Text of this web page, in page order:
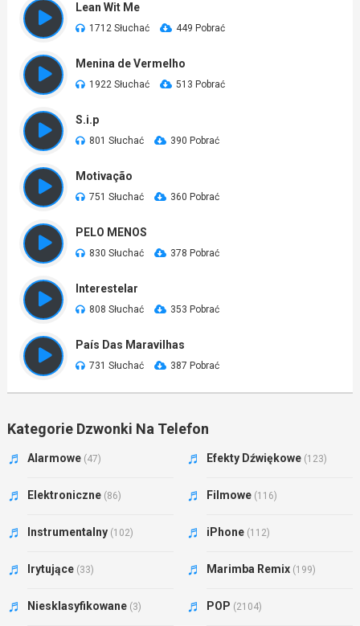
Lean Wit Me
1712 Słuchać 449 Pobrać
Menina de Vermelho
1922 Słuchać 513 Pobrać
S.i.p
801 Słuchać 390 Pobrać
Motivação
751 Słuchać 360 Pobrać
PELO MENOS
830 Słuchać 378 Pobrać
Interestelar
808 Słuchać 353 Pobrać
País Das Maravilhas
731 Słuchać 387 Pobrać
Kategorie Dzwonki Na Telefon
Alarmowe (47) Efekty Dźwiękowe (123)
Elektroniczne (86) Filmowe (116)
Instrumentalny (102) iPhone (112)
Irytujące (33) Marimba Remix (199)
Niesklasyfikowane (3) POP (2104)